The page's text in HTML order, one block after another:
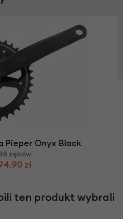
Pieper Onyx Black
zębów
zł
ten produkt wybrali